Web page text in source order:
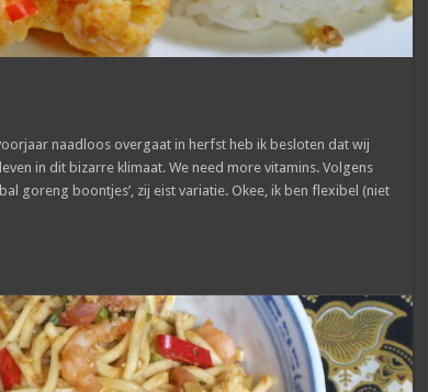
naadloos overgaat in herfst heb ik besloten dat wij
in dit bizarre klimaat. We need more vitamins. Volgens
goreng boontjes’, zij eist variatie. Okee, ik ben flexibel (niet